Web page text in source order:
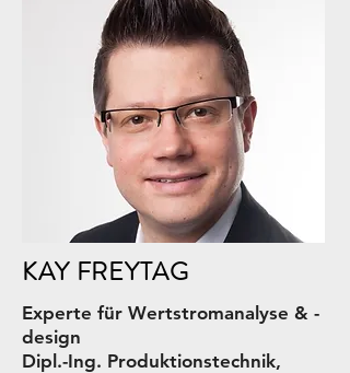
KAY FREYTAG
Experte für Wertstromanalyse & -
design
Dipl.-Ing. Produktionstechnik,